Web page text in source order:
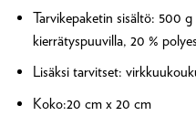
Tarvikepaketin sisältö: 500
kierrätyspuuvilla, 20 %
Lisäksi tarvitset:
Koko:20 cm x 20 cm